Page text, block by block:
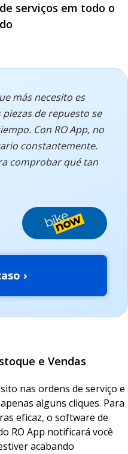
serviços em todo o
más necesito es
de repuesto se
Con RO App, no
constantemente.
comprobar qué tan
›
e Vendas
nas ordens de serviço e
alguns cliques. Para
eficaz, o software de
RO App notificará você
acabando